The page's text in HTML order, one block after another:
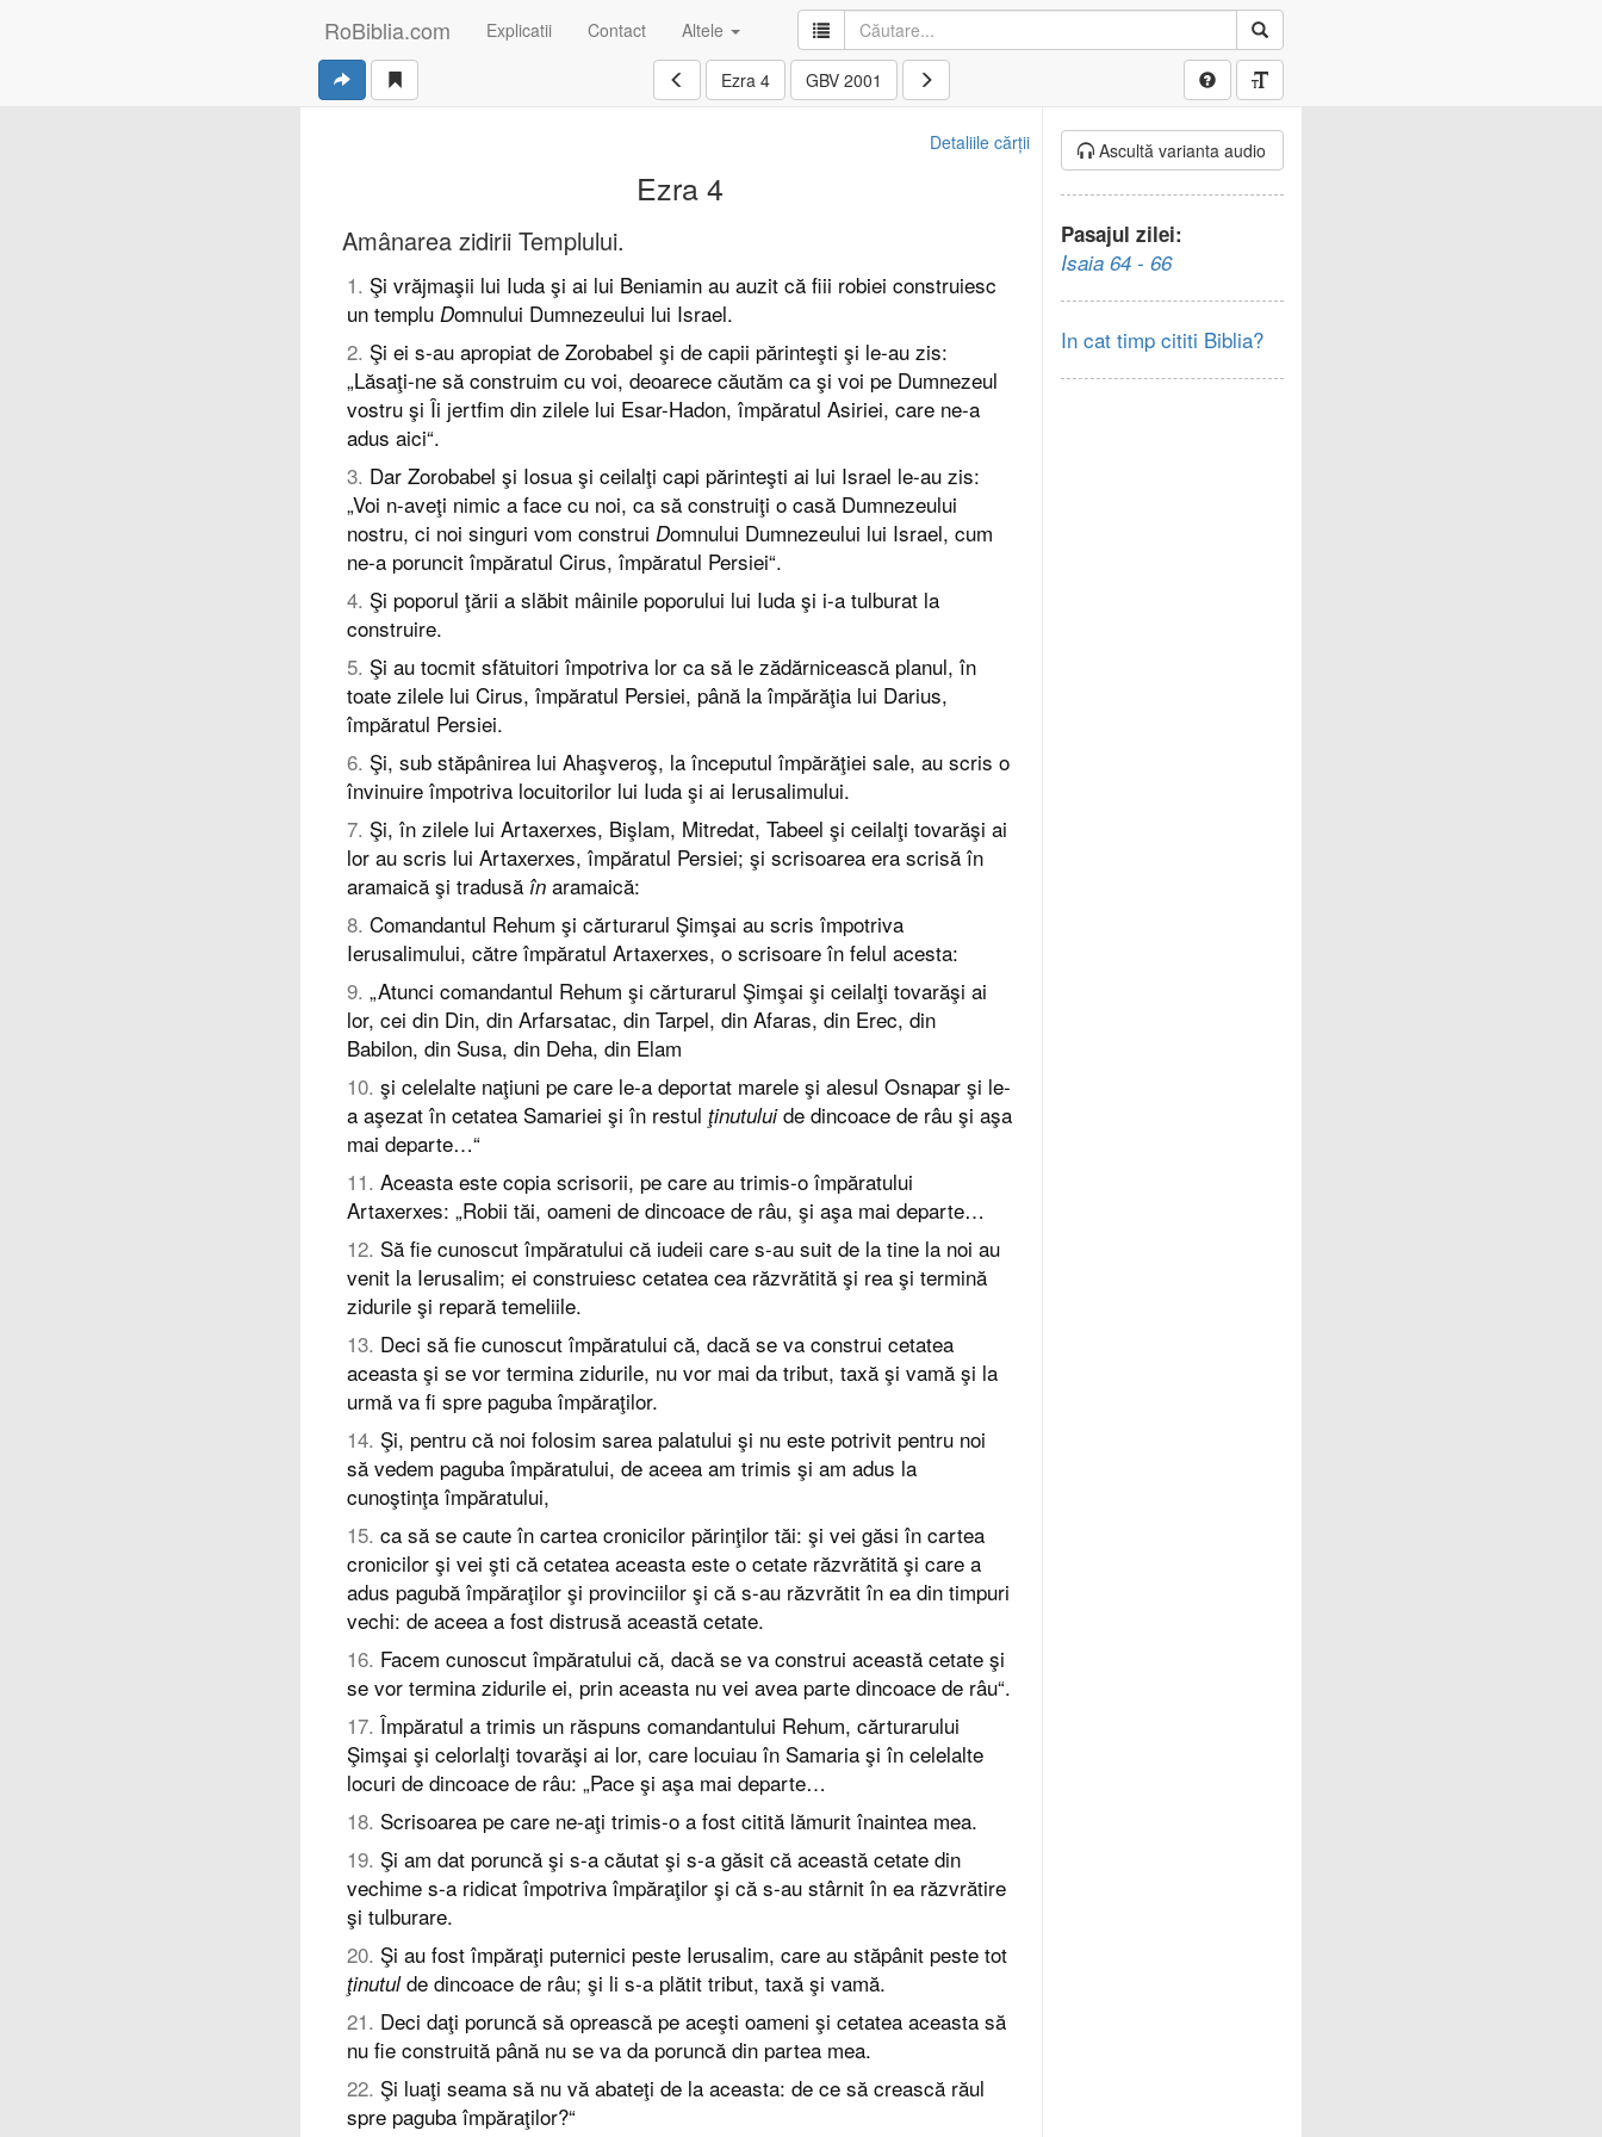
RoBiblia.com Explicatii Contact Altele
Ezra 4 GBV 2001
Detaliile cărții
Ezra 4
Amânarea zidirii Templului.
1. Şi vrăjmaşii lui Iuda şi ai lui Beniamin au auzit că fiii robiei construiesc
un templu Domnului Dumnezeului lui Israel.
2. Şi ei s-au apropiat de Zorobabel şi de capii părinteşti şi le-au zis:
„Lăsaţi-ne să construim cu voi, deoarece căutăm ca şi voi pe Dumnezeul
vostru şi Îi jertfim din zilele lui Esar-Hadon, împăratul Asiriei, care ne-a
adus aici“.
3. Dar Zorobabel şi Iosua şi ceilalţi capi părinteşti ai lui Israel le-au zis:
„Voi n-aveţi nimic a face cu noi, ca să construiţi o casă Dumnezeului
nostru, ci noi singuri vom construi Domnului Dumnezeului lui Israel, cum
ne-a poruncit împăratul Cirus, împăratul Persiei“.
4. Şi poporul ţării a slăbit mâinile poporului lui Iuda şi i-a tulburat la
construire.
5. Şi au tocmit sfătuitori împotriva lor ca să le zădărnicească planul, în
toate zilele lui Cirus, împăratul Persiei, până la împărăţia lui Darius,
împăratul Persiei.
6. Şi, sub stăpânirea lui Ahaşveroş, la începutul împărăţiei sale, au scris o
învinuire împotriva locuitorilor lui Iuda şi ai Ierusalimului.
7. Şi, în zilele lui Artaxerxes, Bişlam, Mitredat, Tabeel şi ceilalţi tovarăşi ai
lor au scris lui Artaxerxes, împăratul Persiei; şi scrisoarea era scrisă în
aramaică şi tradusă în aramaică:
8. Comandantul Rehum şi cărturarul Şimşai au scris împotriva
Ierusalimului, către împăratul Artaxerxes, o scrisoare în felul acesta:
9. „Atunci comandantul Rehum şi cărturarul Şimşai şi ceilalţi tovarăşi ai
lor, cei din Din, din Arfarsatac, din Tarpel, din Afaras, din Erec, din
Babilon, din Susa, din Deha, din Elam
10. şi celelalte naţiuni pe care le-a deportat marele şi alesul Osnapar şi le-
a aşezat în cetatea Samariei şi în restul ţinutuluide dincoace de râu şi aşa
mai departe…“
11. Aceasta este copia scrisorii, pe care au trimis-o împăratului
Artaxerxes: „Robii tăi, oameni de dincoace de râu, şi aşa mai departe…
12. Să fie cunoscut împăratului că iudeii care s-au suit de la tine la noi au
venit la Ierusalim; ei construiesc cetatea cea răzvrătită şi rea şi termină
zidurile şi repară temeliile.
13. Deci să fie cunoscut împăratului că, dacă se va construi cetatea
aceasta şi se vor termina zidurile, nu vor mai da tribut, taxă şi vamă şi la
urmă va fi spre paguba împăraţilor.
14. Şi, pentru că noi folosim sarea palatului şi nu este potrivit pentru noi
să vedem paguba împăratului, de aceea am trimis şi am adus la
cunoştinţa împăratului,
15. ca să se caute în cartea cronicilor părinţilor tăi: şi vei găsi în cartea
cronicilor şi vei şti că cetatea aceasta este o cetate răzvrătită şi care a
adus pagubă împăraţilor şi provinciilor şi că s-au răzvrătit în ea din timpuri
vechi: de aceea a fost distrusă această cetate.
16. Facem cunoscut împăratului că, dacă se va construi această cetate şi
se vor termina zidurile ei, prin aceasta nu vei avea parte dincoace de râu“.
17. Împăratul a trimis un răspuns comandantului Rehum, cărturarului
Şimşai şi celorlalţi tovarăşi ai lor, care locuiau în Samaria şi în celelalte
locuri de dincoace de râu: „Pace şi aşa mai departe…
18. Scrisoarea pe care ne-aţi trimis-o a fost citită lămurit înaintea mea.
19. Şi am dat poruncă şi s-a căutat şi s-a găsit că această cetate din
vechime s-a ridicat împotriva împăraţilor şi că s-au stârnit în ea răzvrătire
şi tulburare.
20. Şi au fost împăraţi puternici peste Ierusalim, care au stăpânit peste tot
ţinutulde dincoace de râu; şi li s-a plătit tribut, taxă şi vamă.
21. Deci daţi poruncă să oprească pe aceşti oameni şi cetatea aceasta să
nu fie construită până nu se va da poruncă din partea mea.
22. Şi luaţi seama să nu vă abateţi de la aceasta: de ce să crească răul
spre paguba împăraţilor?“
Ascultă varianta audio
Pasajul zilei:
Isaia 64 - 66
In cat timp cititi Biblia?